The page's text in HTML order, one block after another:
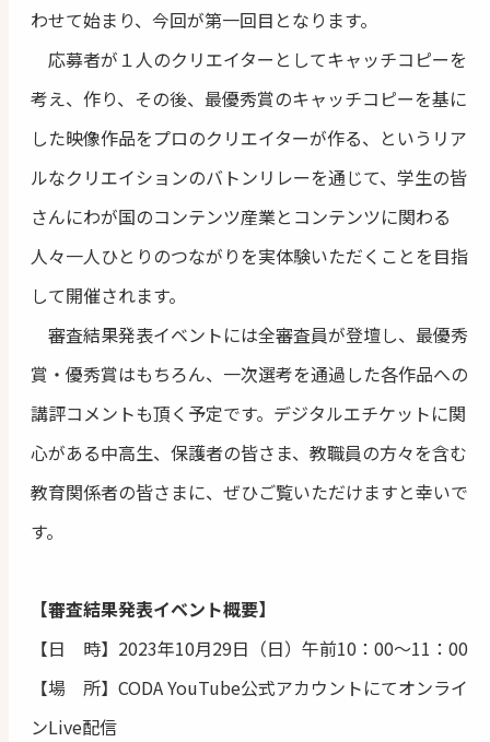
わせて始まり、今回が第一回目となります。
応募者が１人のクリエイターとしてキャッチコピーを
考え、作り、その後、最優秀賞のキャッチコピーを基に
した映像作品をプロのクリエイターが作る、というリア
ルなクリエイションのバトンリレーを通じて、学生の皆
さんにわが国のコンテンツ産業とコンテンツに関わる
人々一人ひとりのつながりを実体験いただくことを目指
して開催されます。
審査結果発表イベントには全審査員が登壇し、最優秀
賞・優秀賞はもちろん、一次選考を通過した各作品への
講評コメントも頂く予定です。デジタルエチケットに関
心がある中高生、保護者の皆さま、教職員の方々を含む
教育関係者の皆さまに、ぜひご覧いただけますと幸いで
す。
【審査結果発表イベント概要】
【日 時】2023年10月29日（日）午前10：00～11：00
【場 所】CODA YouTube公式アカウントにてオンライ
ンLive配信